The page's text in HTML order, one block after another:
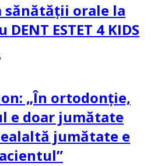
sănătății orale la
ESTET 4 KIDS
„În ortodonție,
e doar jumătate
jumătate e